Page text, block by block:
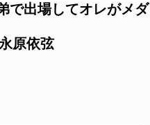
で出場してオレがメダ
原依弦